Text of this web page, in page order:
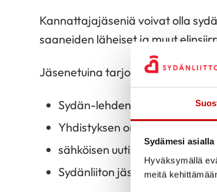
Sydämesi
Hyväksymällä
meitä
Kannattajajäseniä voivat olla
saaneiden läheiset ja muut
Jäsenetuina tarjoamme:
Sydän-lehden vuosikerran
Yhdistyksen oman Syke-
sähköisen uutiskirjeen
Sydänliiton jäsenetuja, joista